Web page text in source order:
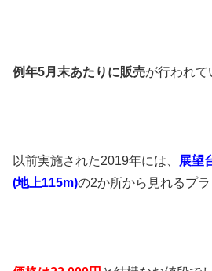
例年5月末あたりに販売が行われて
以前実施された2019年には、 展望
(地上115m)の2か所から見れるプラ